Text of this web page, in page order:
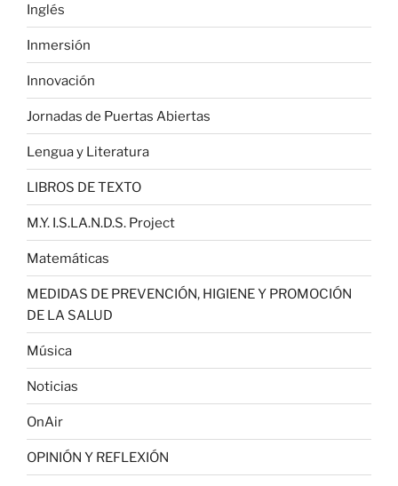
Inglés
Inmersión
Innovación
Jornadas de Puertas Abiertas
Lengua y Literatura
LIBROS DE TEXTO
M.Y. I.S.LA.N.D.S. Project
Matemáticas
MEDIDAS DE PREVENCIÓN, HIGIENE Y PROMOCIÓN
DE LA SALUD
Música
Noticias
OnAir
OPINIÓN Y REFLEXIÓN